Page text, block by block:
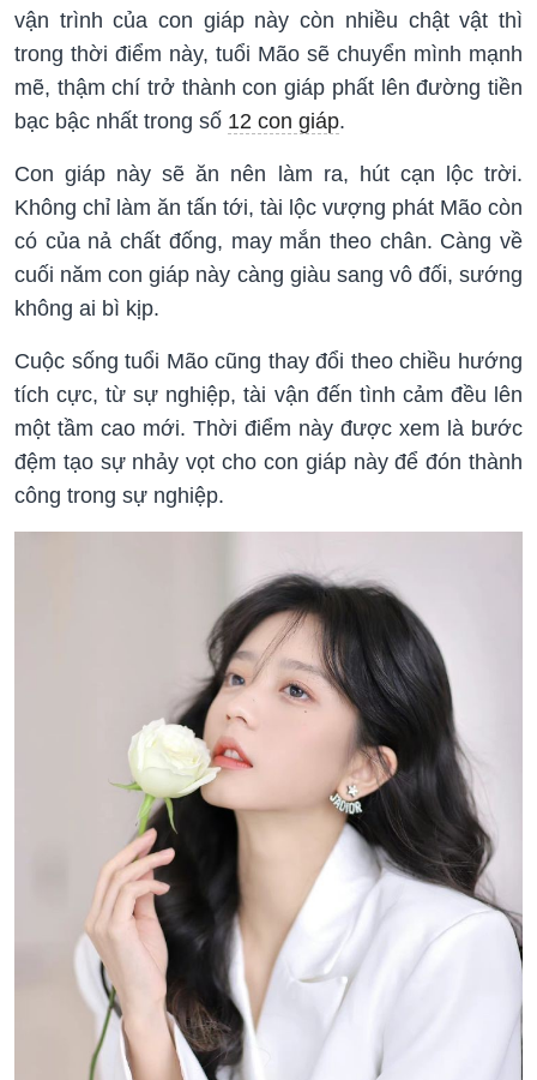
vận trình của con giáp này còn nhiều chật vật thì
trong thời điểm này, tuổi Mão sẽ chuyển mình mạnh
mẽ, thậm chí trở thành con giáp phất lên đường tiền
bạc bậc nhất trong số 12 con giáp.
Con giáp này sẽ ăn nên làm ra, hút cạn lộc trời.
Không chỉ làm ăn tấn tới, tài lộc vượng phát Mão còn
có của nả chất đống, may mắn theo chân. Càng về
cuối năm con giáp này càng giàu sang vô đối, sướng
không ai bì kịp.
Cuộc sống tuổi Mão cũng thay đổi theo chiều hướng
tích cực, từ sự nghiệp, tài vận đến tình cảm đều lên
một tầm cao mới. Thời điểm này được xem là bước
đệm tạo sự nhảy vọt cho con giáp này để đón thành
công trong sự nghiệp.